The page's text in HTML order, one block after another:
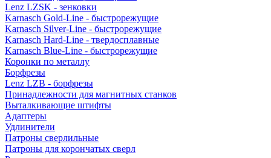
Lenz LZSK - зенковки
Karnasch Gold-Line - быстрорежущие
Karnasch Silver-Line - быстрорежущие
Karnasch Hard-Line - твердосплавные
Karnasch Blue-Line - быстрорежущие
Коронки по металлу
Борфрезы
Lenz LZB - борфрезы
Принадлежности для магнитных станков
Выталкивающие штифты
Адаптеры
Удлинители
Патроны сверлильные
Патроны для корончатых сверл